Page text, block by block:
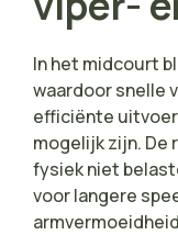
In het midcourt
waardoor snelle
efficiënte
mogelijk zijn. De
fysiek niet
voor langere